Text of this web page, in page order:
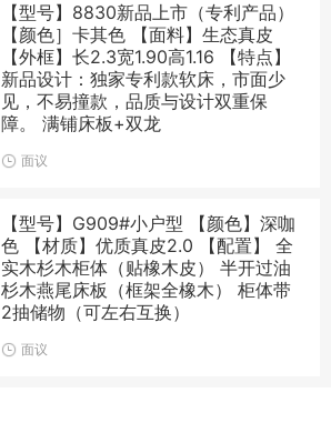
【型号】8830新品上市（专利产品）
【颜色］卡其色 【面料】生态真皮
【外框】长2.3宽1.90高1.16 【特点】
新品设计：独家专利款软床，市面少
见，不易撞款，品质与设计双重保
障。 满铺床板+双龙
面议
【型号】G909#小户型 【颜色】深咖
色 【材质】优质真皮2.0 【配置】 全
实木杉木柜体（贴橡木皮） 半开过油
杉木燕尾床板（框架全橡木） 柜体带
2抽储物（可左右互换）
面议